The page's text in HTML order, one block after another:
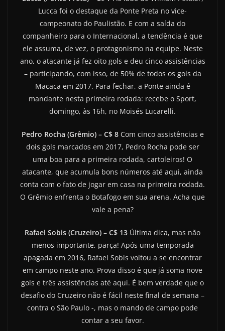
Lucca foi o destaque da Ponte Preta no vice-
campeonato do Paulistão. E com a saída do
companheiro para o Internacional, a tendência é que
ele assuma, de vez, o protagonismo na equipe. Neste
ano, o atacante já fez oito gols e deu cinco assistências
– participando, com isso, de 50% de todos os gols da
Macaca em 2017. Para fechar, a Ponte ainda é
mandante nesta primeira rodada: recebe o Sport,
domingo, às 16h, no Moisés Lucarelli.
Pedro Rocha (Grêmio) – C$ 8Com cinco assistências e
dois gols marcados em 2017, Pedro Rocha pode ser
uma boa para a primeira rodada, cartoleiros! O
atacante, que acumula bons números até aqui, ainda
conta com o fato de jogar em casa na primeira rodada.
O Grêmio enfrenta o Botafogo em sua arena. Acha que
vale a pena?
Rafael Sobis (Cruzeiro) – C$ 13 Última dica, mas não
menos importante, parça! Após uma temporada
apagada em 2016, Rafael Sobis voltou a se encontrar
em campo neste ano. Prova disso é que já soma nove
gols e três assistências até aqui. É bem verdade que o
desafio do Cruzeiro não é fácil neste final de semana –
contra o São Paulo -, mas o mando de campo pode
contar a seu favor.